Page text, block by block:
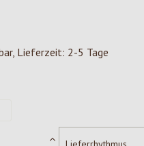
von 5 von 5 Sternen
Lieferzeit: 2-5 Tage